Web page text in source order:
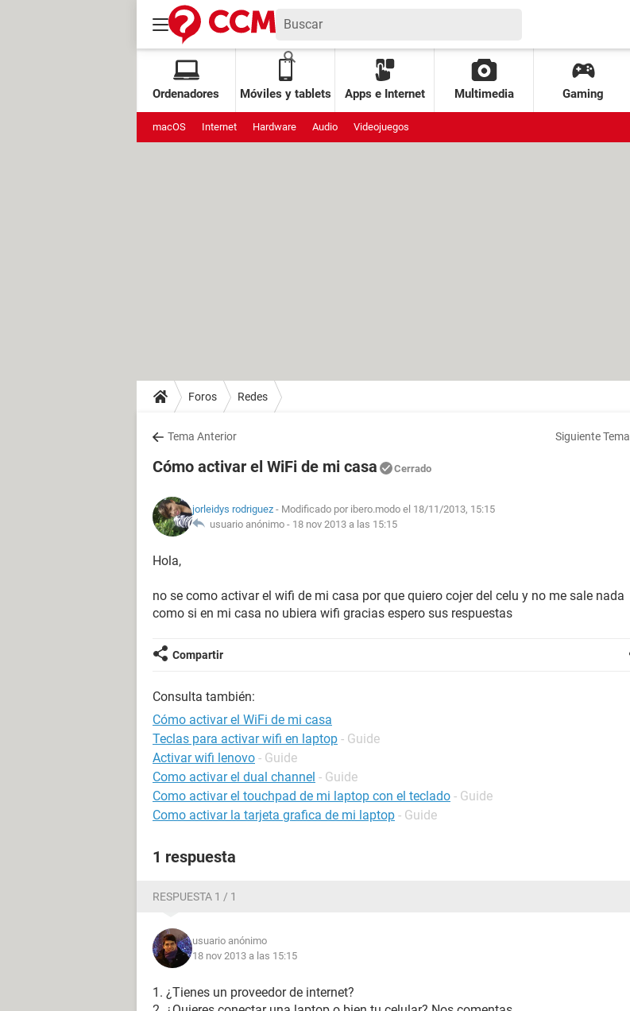
Ordenadores Móviles y tablets Apps e Internet Multimedia Gaming
macOS Internet Hardware Audio Videojuegos
Foros Redes
Tema Anterior Siguiente Tema
Cómo activar el WiFi de mi casa Cerrado
jorleidys rodriguez - Modificado por ibero.modo el 18/11/2013, 15:15
usuario anónimo - 18 nov 2013 a las 15:15
Hola,
no se como activar el wifi de mi casa por que quiero cojer del celu y no me sale nada
como si en mi casa no ubiera wifi gracias espero sus respuestas
Compartir
Consulta también:
Cómo activar el WiFi de mi casa
Teclas para activar wifi en laptop - Guide
Activar wifi lenovo - Guide
Como activar el dual channel - Guide
Como activar el touchpad de mi laptop con el teclado - Guide
Como activar la tarjeta grafica de mi laptop - Guide
1 respuesta
RESPUESTA 1 / 1
usuario anónimo
18 nov 2013 a las 15:15
1. ¿Tienes un proveedor de internet?